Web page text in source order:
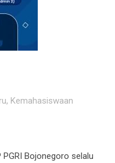
, Kemahasiswaan
Bojonegoro selalu